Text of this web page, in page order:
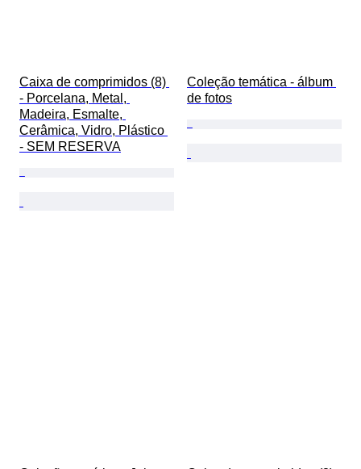
Caixa de comprimidos (8)
- Porcelana, Metal,
Madeira, Esmalte,
Cerâmica, Vidro, Plástico
- SEM RESERVA
Coleção temática - álbum
de fotos